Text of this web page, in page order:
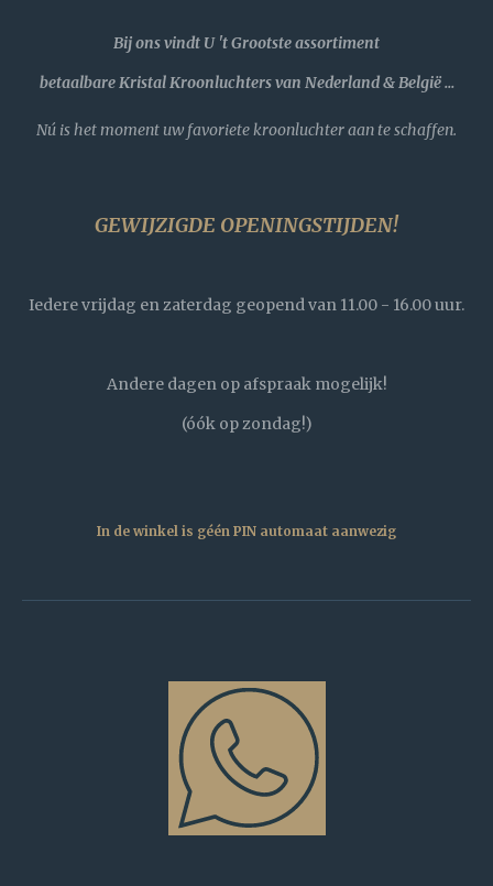
Bij ons vindt U 't Grootste assortiment
betaalbareKristal Kroonluchters van Nederland & België ...
Nú is het moment uw favoriete kroonluchter aan te schaffen.
GEWIJZIGDE OPENINGSTIJDEN!
Iedere vrijdag en zaterdag geopend van 11.00 - 16.00 uur.
Andere dagen op afspraak mogelijk!
(óók op zondag!)
In de winkel is géén PIN automaat aanwezig